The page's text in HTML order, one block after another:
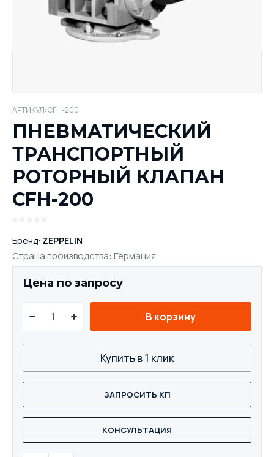
АРТИКУЛ:CFH-200
ПНЕВМАТИЧЕСКИЙ
ТРАНСПОРТНЫЙ
РОТОРНЫЙ КЛАПАН
CFH-200
Бренд: ZEPPELIN
Страна производства: Германия
Цена по запросу
В корзину
Купить в 1 клик
ЗАПРОСИТЬ КП
КОНСУЛЬТАЦИЯ